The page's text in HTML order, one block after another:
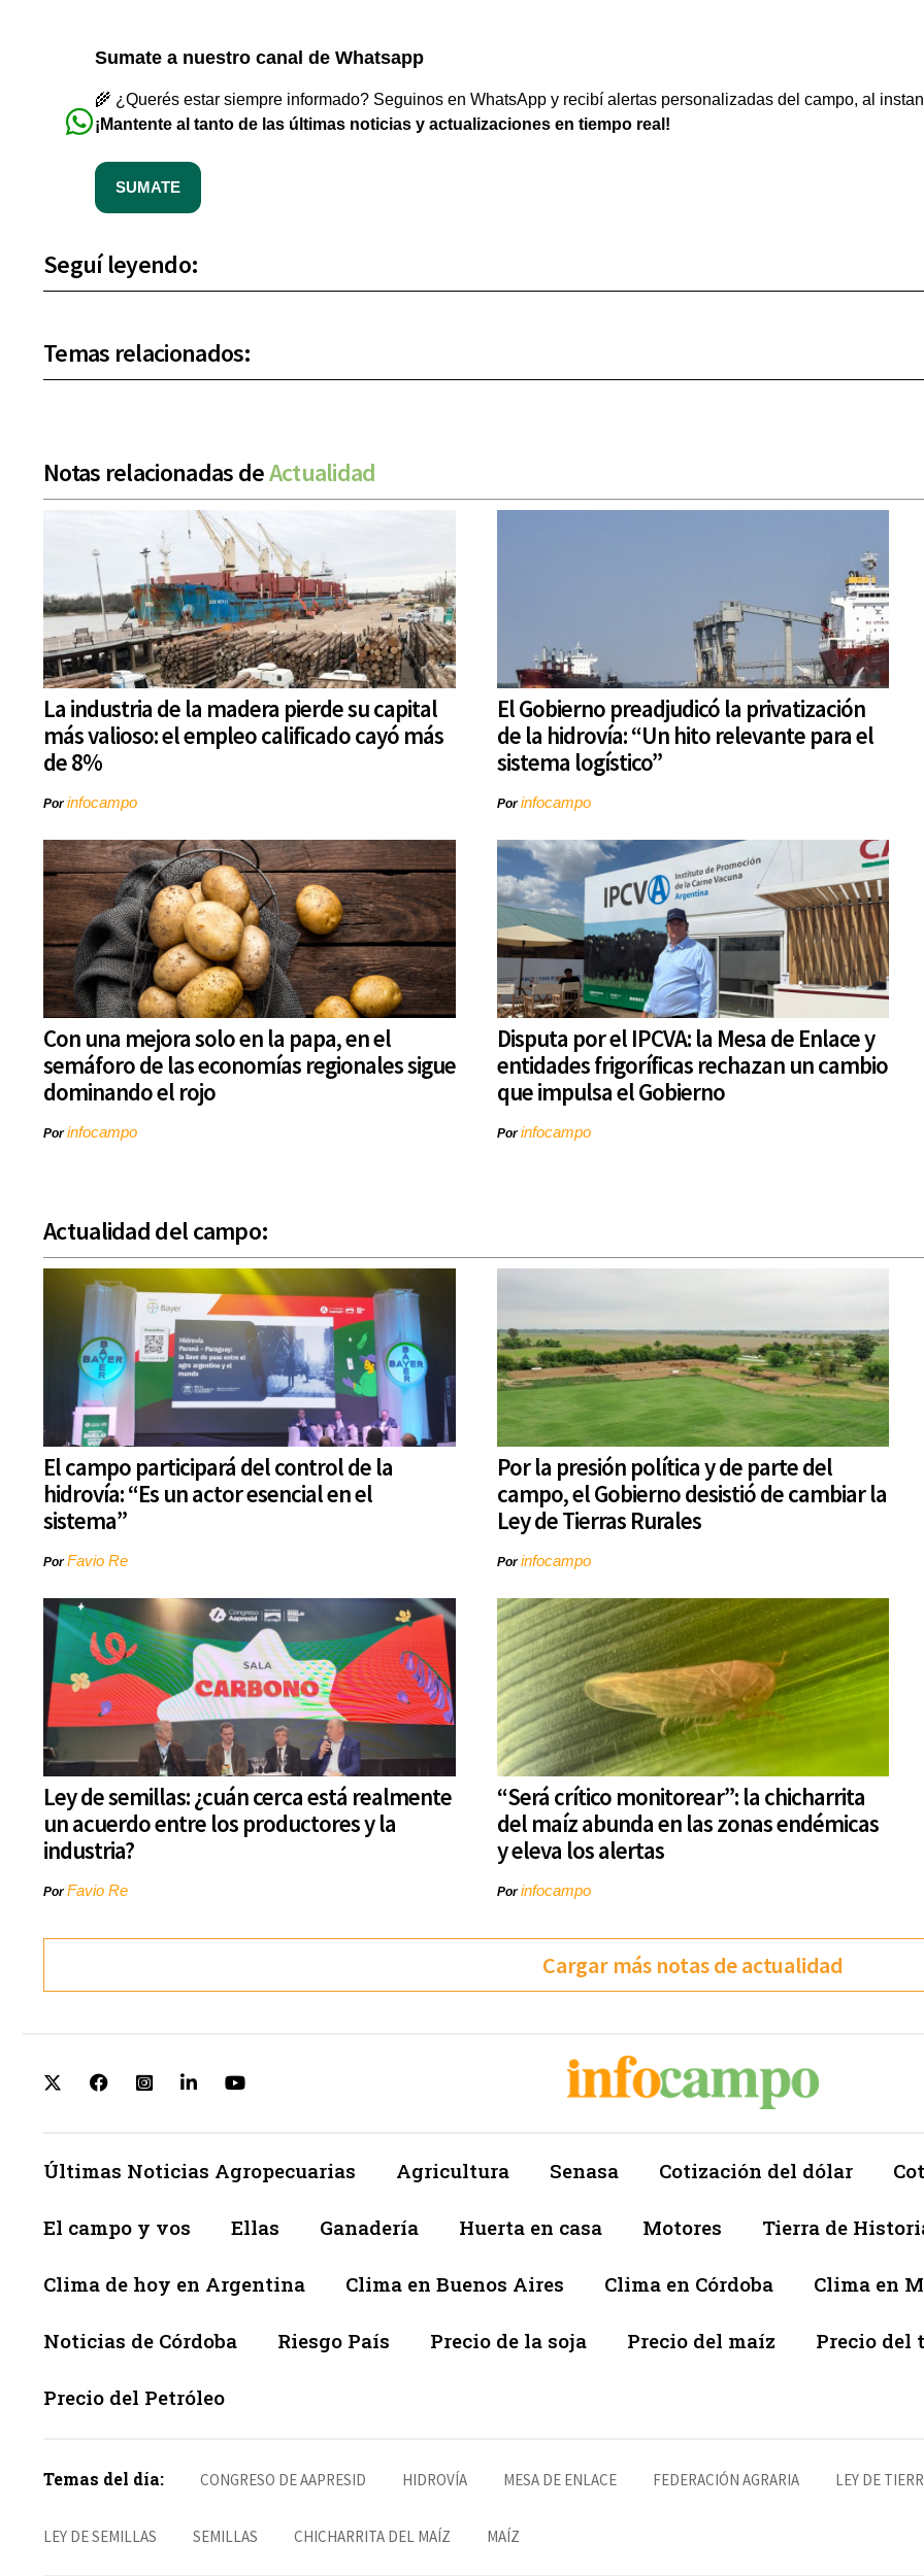
Sumate a nuestro canal de Whatsapp
🌾 ¿Querés estar siempre informado? Seguinos en WhatsApp y recibí alertas personalizadas del campo, al
¡Mantente al tanto de las últimas noticias y actualizaciones en tiempo real!
SUMATE
Seguí leyendo:
Temas relacionados:
Notas relacionadas deActualidad
La industria de la madera pierde su capital
más valioso: el empleo calificado cayó más
de 8%
Porinfocampo
El Gobierno preadjudicó la privatización
de la hidrovía: “Un hito relevante para el
sistema logístico”
Porinfocampo
Con una mejora solo en la papa, en el
semáforo de las economías regionales sigue
dominando el rojo
Porinfocampo
Disputa por el IPCVA: la Mesa de Enlace y
entidades frigoríficas rechazan un cambio
que impulsa el Gobierno
Porinfocampo
Actualidad del campo:
El campo participará del control de la
hidrovía: “Es un actor esencial en el
sistema”
PorFavio Re
Por la presión política y de parte del
campo, el Gobierno desistió de cambiar la
Ley de Tierras Rurales
Porinfocampo
Ley de semillas: ¿cuán cerca está realmente
un acuerdo entre los productores y la
industria?
PorFavio Re
“Será crítico monitorear”: la chicharrita
del maíz abunda en las zonas endémicas
y eleva los alertas
Porinfocampo
Cargar más notas de actualidad
Últimas Noticias Agropecuarias Agricultura Senasa Cotización del dólar
El campo y vos Ellas Ganadería Huerta en casa Motores Tierra de
Clima de hoy en Argentina Clima en Buenos Aires Clima en Córdoba Clima en
Noticias de Córdoba Riesgo País Precio de la soja Precio del maíz Precio del
Precio del Petróleo
Temas del día: CONGRESO DE AAPRESID HIDROVÍA MESA DE ENLACE FEDERACIÓN AGRARIA LEY DE
LEY DE SEMILLAS SEMILLAS CHICHARRITA DEL MAÍZ MAÍZ